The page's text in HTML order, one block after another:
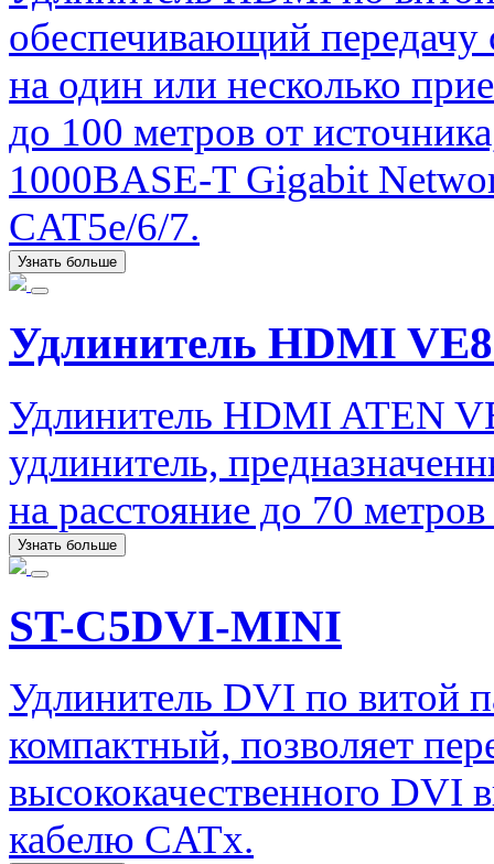
обеспечивающий передачу
на один или несколько
до 100 метров от
1000BASE-T Gigabit
CAT5e/6/7.
Узнать больше
Удлинитель HDMI
Удлинитель HDMI ATEN
удлинитель,
на расстояние до 70
Узнать больше
ST-C5DVI-MINI
Удлинитель DVI по витой
компактный, позволяет
высококачественного DVI
кабелю CATx.